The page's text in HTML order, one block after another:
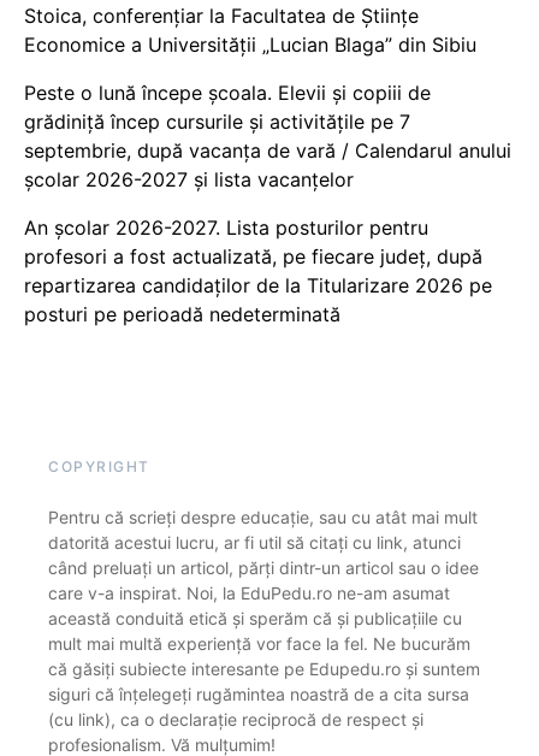
Stoica, conferențiar la Facultatea de Științe
Economice a Universității „Lucian Blaga” din Sibiu
Peste o lună începe școala. Elevii și copiii de
grădiniță încep cursurile și activitățile pe 7
septembrie, după vacanța de vară / Calendarul anului
școlar 2026-2027 și lista vacanțelor
An școlar 2026-2027. Lista posturilor pentru
profesori a fost actualizată, pe fiecare județ, după
repartizarea candidaților de la Titularizare 2026 pe
posturi pe perioadă nedeterminată
COPYRIGHT
Pentru că scrieți despre educație, sau cu atât mai mult
datorită acestui lucru, ar fi util să citați cu link, atunci
când preluați un articol, părți dintr-un articol sau o idee
care v-a inspirat. Noi, la EduPedu.ro ne-am asumat
această conduită etică și sperăm că și publicațiile cu
mult mai multă experiență vor face la fel. Ne bucurăm
că găsiți subiecte interesante pe Edupedu.ro și suntem
siguri că înțelegeți rugămintea noastră de a cita sursa
(cu link), ca o declarație reciprocă de respect și
profesionalism. Vă mulțumim!